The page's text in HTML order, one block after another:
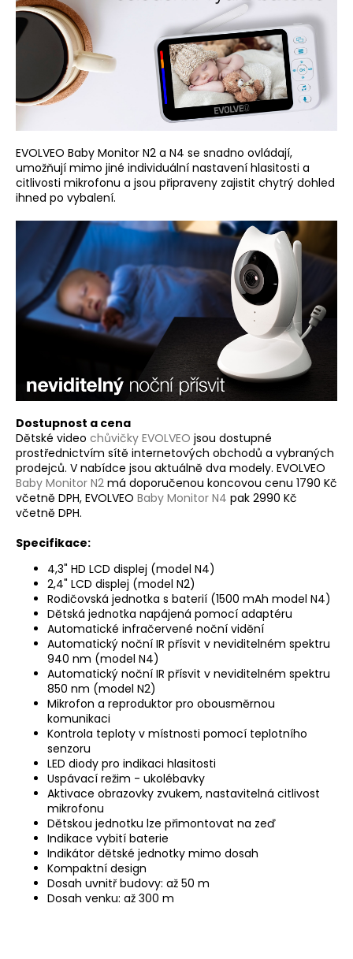
EVOLVEO Baby Monitor N2 a N4 se snadno ovládají,
umožňují mimo jiné individuální nastavení hlasitosti a
citlivosti mikrofonu a jsou připraveny zajistit chytrý dohled
ihned po vybalení.
Dostupnost a cena
Dětské video chůvičky EVOLVEO jsou dostupné
prostřednictvím sítě internetových obchodů a vybraných
prodejců. V nabídce jsou aktuálně dva modely. EVOLVEO
Baby Monitor N2 má doporučenou koncovou cenu 1790 Kč
včetně DPH, EVOLVEO Baby Monitor N4 pak 2990 Kč
včetně DPH.
Specifikace:
4,3" HD LCD displej (model N4)
2,4" LCD displej (model N2)
Rodičovská jednotka s baterií (1500 mAh model N4)
Dětská jednotka napájená pomocí adaptéru
Automatické infračervené noční vidění
Automatický noční IR přísvit v neviditelném spektru
940 nm (model N4)
Automatický noční IR přísvit v neviditelném spektru
850 nm (model N2)
Mikrofon a reproduktor pro obousměrnou
komunikaci
Kontrola teploty v místnosti pomocí teplotního
senzoru
LED diody pro indikaci hlasitosti
Uspávací režim - ukolébavky
Aktivace obrazovky zvukem, nastavitelná citlivost
mikrofonu
Dětskou jednotku lze přimontovat na zeď
Indikace vybití baterie
Indikátor dětské jednotky mimo dosah
Kompaktní design
Dosah uvnitř budovy: až 50 m
Dosah venku: až 300 m